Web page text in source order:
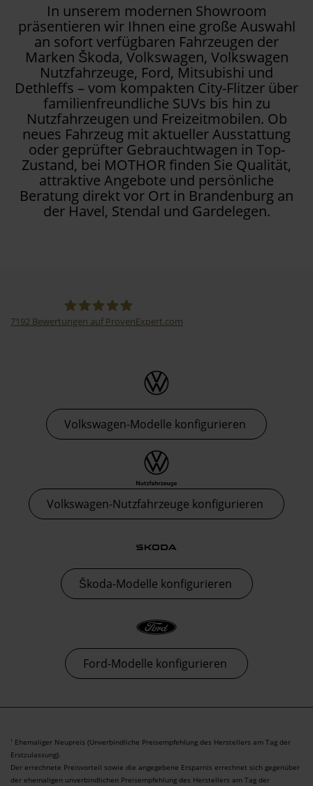
In unserem modernen Showroom
präsentieren wir Ihnen eine große Auswahl
an sofort verfügbaren Fahrzeugen der
Marken Škoda, Volkswagen, Volkswagen
Nutzfahrzeuge, Ford, Mitsubishi und
Dethleffs – vom kompakten City-Flitzer über
familienfreundliche SUVs bis hin zu
Nutzfahrzeugen und Freizeitmobilen. Ob
neues Fahrzeug mit aktueller Ausstattung
oder geprüfter Gebrauchtwagen in Top-
Zustand, bei MOTHOR finden Sie Qualität,
attraktive Angebote und persönliche
Beratung direkt vor Ort in Brandenburg an
der Havel, Stendal und Gardelegen.
7192 Bewertungen auf ProvenExpert.com
Volkswagen-Modelle konfigurieren
Volkswagen-Nutzfahrzeuge konfigurieren
Škoda-Modelle konfigurieren
Ford-Modelle konfigurieren
1 Ehemaliger Neupreis (Unverbindliche Preisempfehlung des Herstellers am Tag der
Erstzulassung).
Der errechnete Preisvorteil sowie die angegebene Ersparnis errechnet sich gegenüber
der ehemaligen unverbindlichen Preisempfehlung des Herstellers am Tag der